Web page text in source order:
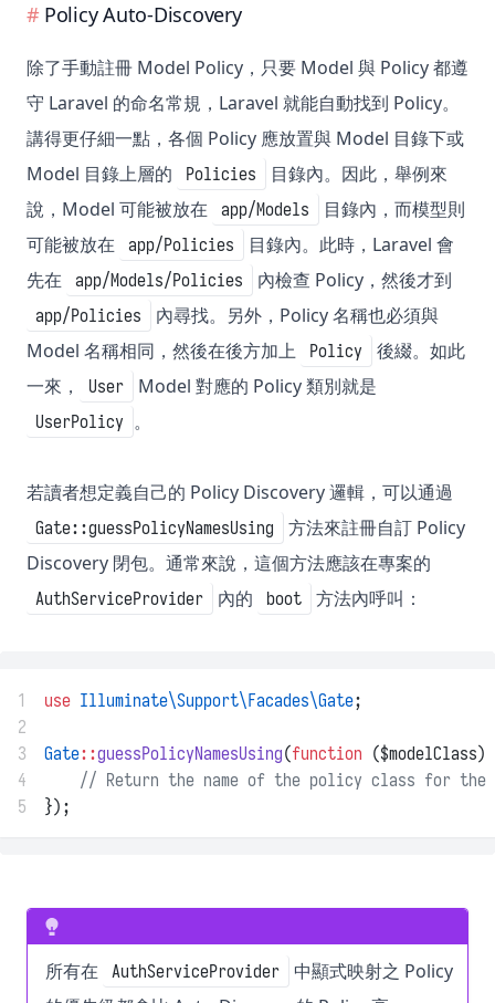
Policy Auto-Discovery
除了手動註冊 Model Policy，只要 Model 與 Policy 都遵
守 Laravel 的命名常規，Laravel 就能自動找到 Policy。
講得更仔細一點，各個 Policy 應放置與 Model 目錄下或
Model 目錄上層的
Policies
目錄內。因此，舉例來
說，Model 可能被放在
app/Models
目錄內，而模型則
可能被放在
app/Policies
目錄內。此時，Laravel 會
先在
app/Models/Policies 內檢查 Policy，然後才到
app/Policies
內尋找。另外，Policy 名稱也必須與
Model 名稱相同，然後在後方加上
Policy
後綴。如此
一來，
User Model 對應的 Policy 類別就是
UserPolicy 。
若讀者想定義自己的 Policy Discovery 邏輯，可以通過
Gate::guessPolicyNamesUsing
方法來註冊自訂 Policy
Discovery 閉包。通常來說，這個方法應該在專案的
AuthServiceProvider 內的 boot 方法內呼叫：
1 use Illuminate\Support\Facades\Gate;
2
3
Gate::guessPolicyNamesUsing(function
4
// Return the name of the policy class for the
5
});
所有在 AuthServiceProvider
中顯式映射之 Policy